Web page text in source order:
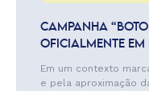
CAMPANHA
OFICIALMENTE EM
Em um contexto
e pela aproximação